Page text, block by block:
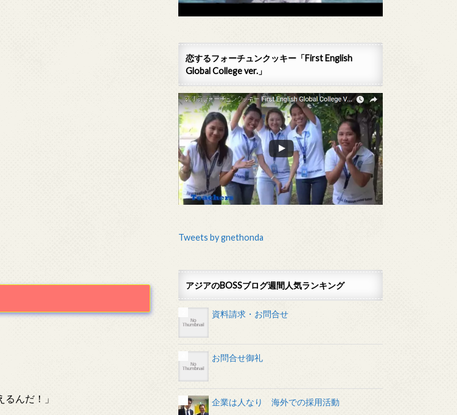
んだ！」
恋するフォーチュンクッキー「First English
Global College ver.」
Tweets by gnethonda
アジアのBOSSブログ週間人気ランキング
資料請求・お問合せ
お問合せ御礼
企業は人なり 海外での採用活動